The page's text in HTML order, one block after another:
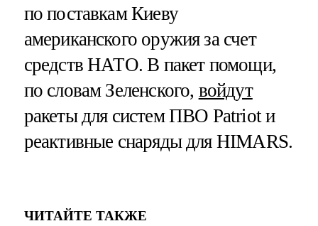
по поставкам Киеву
американского оружия за счет
средств НАТО. В пакет помощи,
по словам Зеленского, войдут
ракеты для систем ПВО Patriot и
реактивные снаряды для HIMARS.
ЧИТАЙТЕ ТАКЖЕ